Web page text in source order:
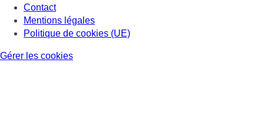
Contact
Mentions légales
Politique de cookies (UE)
Gérer les cookies